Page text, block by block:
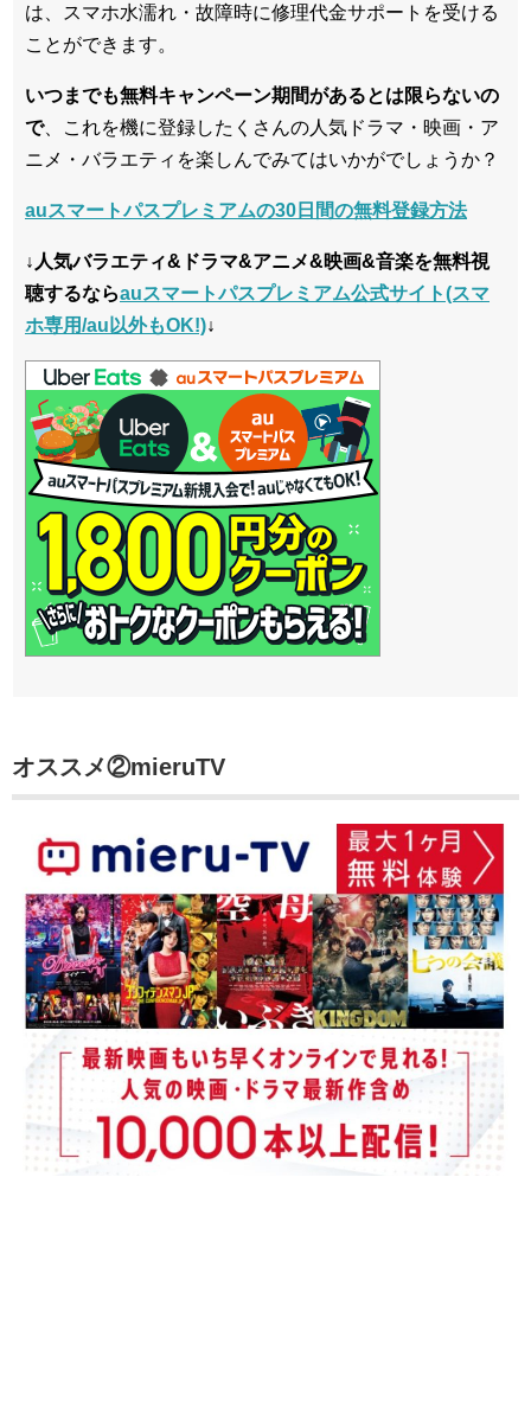
は、スマホ水濡れ・故障時に修理代金サポートを受ける
ことができます。
いつまでも無料キャンペーン期間があるとは限らないの
で、これを機に登録したくさんの人気ドラマ・映画・ア
ニメ・バラエティを楽しんでみてはいかがでしょうか？
auスマートパスプレミアムの30日間の無料登録方法
↓人気バラエティ&ドラマ&アニメ&映画&音楽を無料視
聴するならauスマートパスプレミアム公式サイト(スマ
ホ専用/au以外もOK!)↓
オススメ②mieruTV